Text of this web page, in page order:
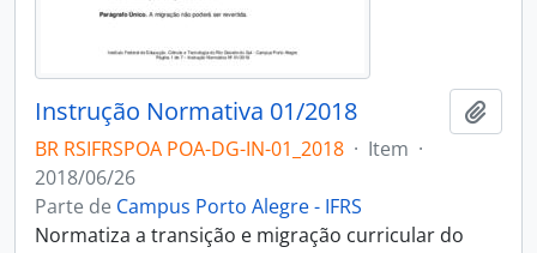
Instrução Normativa 01/2018
BR RSIFRSPOA POA-DG-IN-01_2018 · Item ·
2018/06/26
Parte de Campus Porto Alegre - IFRS
Normatiza a transição e migração curricular do